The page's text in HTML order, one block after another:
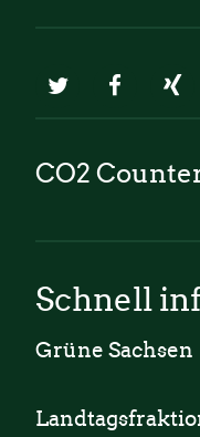
CO2
Schnell
Grüne Sachsen